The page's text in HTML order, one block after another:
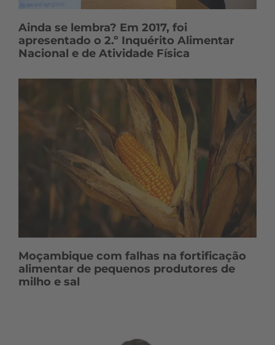
Ainda se lembra? Em 2017, foi
apresentado o 2.º Inquérito Alimentar
Nacional e de Atividade Física
Moçambique com falhas na fortificação
alimentar de pequenos produtores de
milho e sal